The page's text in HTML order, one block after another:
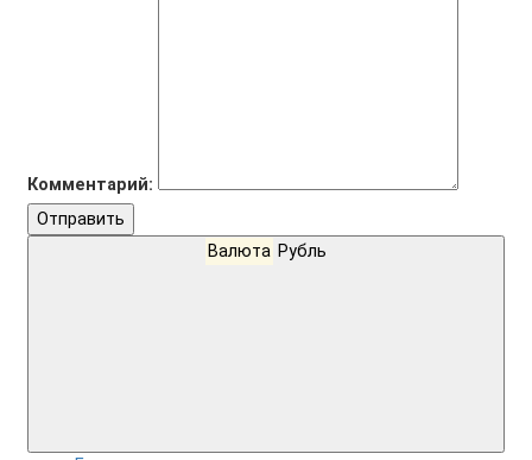
Комментарий:
Отправить
Валюта Рубль